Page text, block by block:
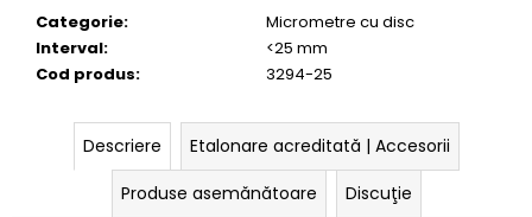
Categorie:
Micrometre cu disc
Interval:
<25 mm
Cod produs: 3294-25
Descriere
Etalonare acreditată | Accesorii
Produse asemănătoare
Discuţie